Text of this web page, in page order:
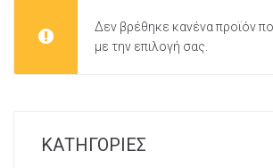
Δεν βρέθηκε κανένα προϊόν
με την επιλογή σας.
ΚΑΤΗΓΟΡΙΕΣ